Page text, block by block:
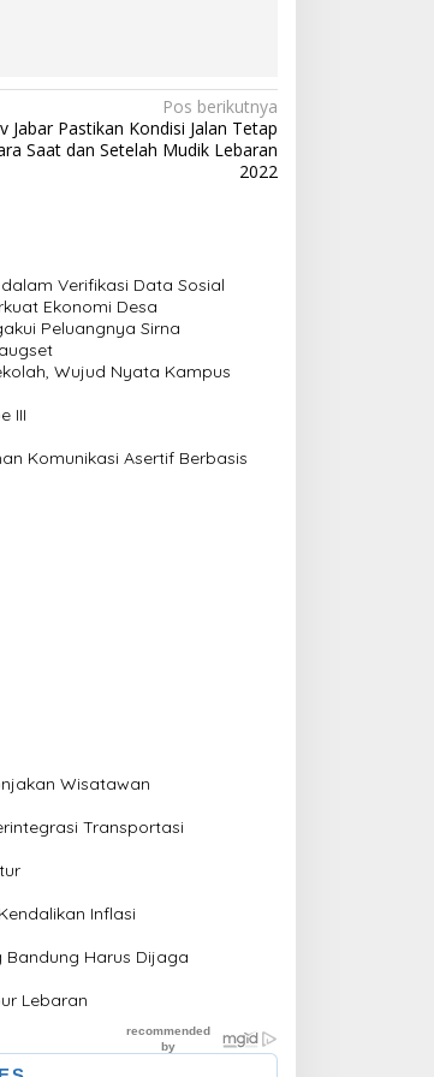
Pos berikutnya
Jabar Pastikan Kondisi Jalan Tetap
Saat dan Setelah Mudik Lebaran
2022
Verifikasi Data Sosial
Ekonomi Desa
Peluangnya Sirna
Wujud Nyata Kampus
III
Komunikasi Asertif Berbasis
Wisatawan
Transportasi
Inflasi
Bandung Harus Dijaga
Lebaran